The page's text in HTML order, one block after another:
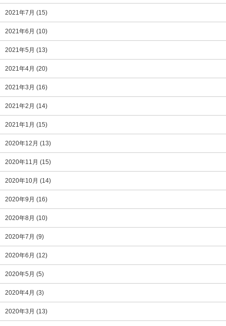
2021年7月 (15)
2021年6月 (10)
2021年5月 (13)
2021年4月 (20)
2021年3月 (16)
2021年2月 (14)
2021年1月 (15)
2020年12月 (13)
2020年11月 (15)
2020年10月 (14)
2020年9月 (16)
2020年8月 (10)
2020年7月 (9)
2020年6月 (12)
2020年5月 (5)
2020年4月 (3)
2020年3月 (13)